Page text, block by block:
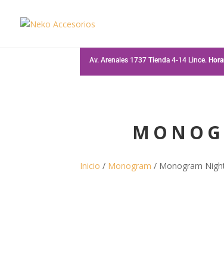
Av. Arenales 1737 Tienda 4-14 Lince.
Inicio / Monogram / Monogram